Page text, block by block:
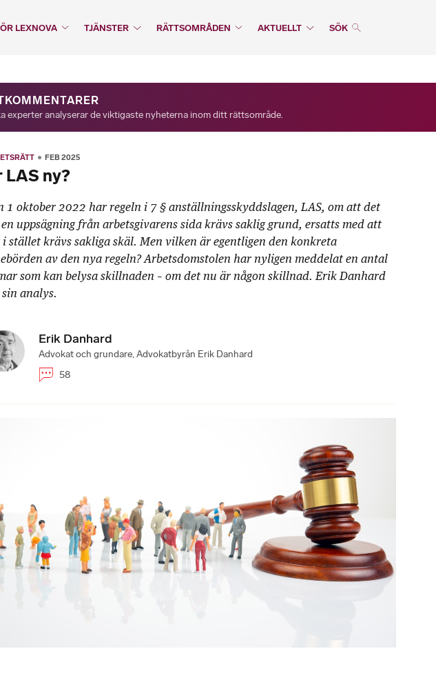
LEXNOVA TJÄNSTER RÄTTSOMRÅDEN AKTUELLT SÖK
experter analyserar de viktigaste nyheterna inom ditt rättsområde.
FEB 2025
LAS ny?
1 oktober 2022 har regeln i 7 § anställningsskyddslagen, LAS, om att det
uppsägning från arbetsgivarens sida krävs saklig grund, ersatts med att
i stället krävs sakliga skäl. Men vilken är egentligen den konkreta
av den nya regeln? Arbetsdomstolen har nyligen meddelat en antal
som kan belysa skillnaden – om det nu är någon skillnad. Erik Danhard
sin analys.
Erik Danhard
Advokat och grundare, Advokatbyrån Erik Danhard
58